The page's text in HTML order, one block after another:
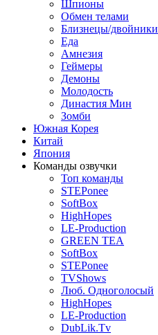
Шпионы
Обмен телами
Близнецы/двойники
Еда
Амнезия
Геймеры
Демоны
Молодость
Династия Мин
Зомби
Южная Корея
Китай
Япония
Команды озвучки
Топ команды
STEPonee
SoftBox
HighHopes
LE-Production
GREEN TEA
SoftBox
STEPonee
TVShows
Люб. Одноголосый
HighHopes
LE-Production
DubLik.Tv